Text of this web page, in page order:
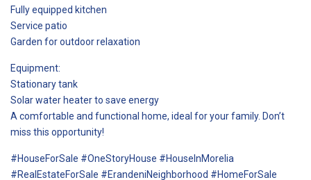
Fully equipped kitchen
Service patio
Garden for outdoor relaxation
Equipment:
Stationary tank
Solar water heater to save energy
A comfortable and functional home, ideal for your family. Don’t
miss this opportunity!
#HouseForSale #OneStoryHouse #HouseInMorelia
#RealEstateForSale #ErandeniNeighborhood #HomeForSale